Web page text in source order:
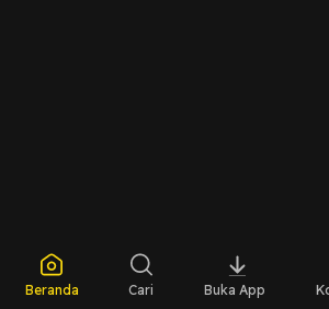
Beranda Cari Buka App